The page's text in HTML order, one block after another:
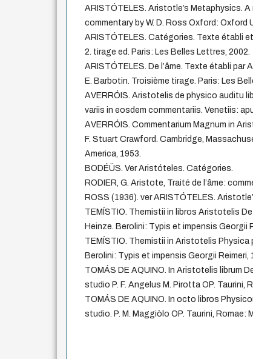
ARISTÓTELES. Aristotle’s Metaphysics.
commentary by W. D. Ross Oxford: Oxford
ARISTÓTELES. Catégories. Texte établi et
2. tirage ed. Paris: Les Belles Lettres, 2002.
ARISTÓTELES. De l’âme. Texte établi
E. Barbotin. Troisième tirage. Paris: Les
AVERRÓIS. Aristotelis de physico auditu
variis in eosdem commentariis. Venetiis:
AVERRÓIS. Commentarium Magnum in
F. Stuart Crawford. Cambridge,
America, 1953.
BODÉÜS. Ver Aristóteles. Catégories.
RODIER, G. Aristote, Traité de l’âme:
ROSS (1936). ver ARISTÓTELES.
TEMÍSTIO. Themistii in libros Aristotelis
Heinze. Berolini: Typis et impensis Georgii
TEMÍSTIO. Themistii in Aristotelis Physica
Berolini: Typis et impensis Georgii Reimeri,
TOMÁS DE AQUINO. In Aristotelis librum
studio P. F. Angelus M. Pirotta OP. Taurini,
TOMÁS DE AQUINO. In octo libros
studio. P. M. Maggiòlo OP. Taurini, Romae: